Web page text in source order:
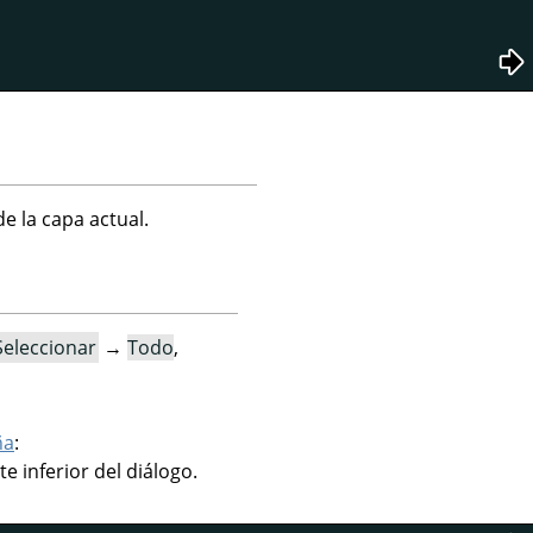
la capa actual.
→ Todo,
:
inferior del diálogo.